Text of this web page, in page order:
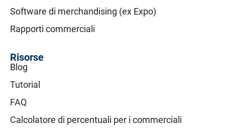
Software di merchandising (ex Expo)
Rapporti commerciali
Risorse
Blog
Tutorial
FAQ
Calcolatore di percentuali per i commerciali